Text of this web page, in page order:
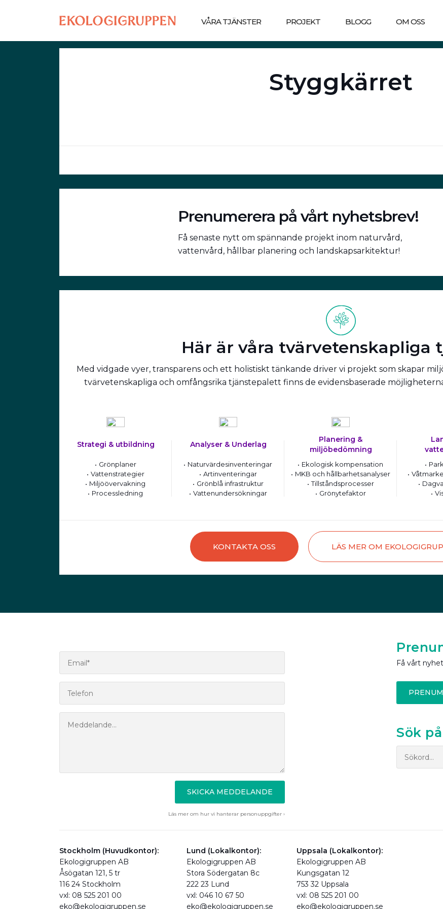
VÅRA TJÄNSTER PROJEKT BLOGG OM OSS
Styggkärret
Prenumerera på vårt nyhetsbrev!
Få senaste nytt om spännande projekt inom naturvård,
vattenvård, hållbar planering och landskapsarkitektur!
Här är våra tvärvetenskapliga
Med vidgade vyer, transparens och ett holistiskt tänkande driver vi projekt som skapar
tvärvetenskapliga och omfångsrika tjänstepalett finns de evidensbaserade
Strategi & utbildning
Grönplaner
Vattenstrategier
Miljöövervakning
Processledning
Analyser & Underlag
Naturvärdesinventeringar
Artinventeringar
Grönblå infrastruktur
Vattenundersökningar
Planering &
miljöbedömning
Ekologisk kompensation
MKB och hållbarhetsanalyser
Tillståndsprocesser
Grönytefaktor
KONTAKTA OSS LÄS MER OM
SKICKA MEDDELANDE
Läs mer om hur vi hanterar personuppgifter ›
Få vårt
Sök
Stockholm (Huvudkontor):
Ekologigruppen AB
Åsögatan 121, 5 tr
116 24 Stockholm
vxl: 08 525 201 00
eko@ekologigruppen.se
Lund (Lokalkontor):
Ekologigruppen AB
Stora Södergatan 8c
222 23 Lund
vxl: 046 10 67 50
eko@ekologigruppen.se
Uppsala (Lokalkontor):
Ekologigruppen AB
Kungsgatan 12
753 32 Uppsala
vxl: 08 525 201 00
eko@ekologigruppen.se